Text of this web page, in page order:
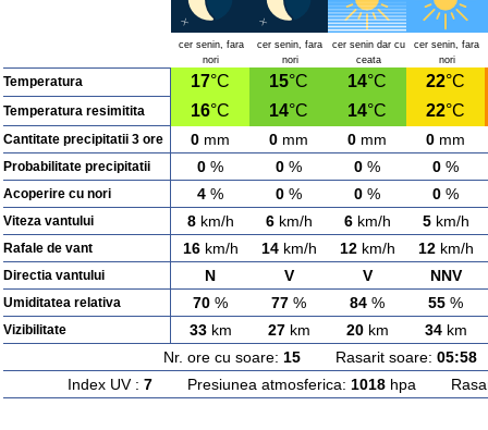
cer senin, fara
nori
cer senin, fara
nori
cer senin dar cu
ceata
cer senin, fara
nori
Temperatura 17°C 15°C 14°C 22°C
Temperatura resimitita 16°C 14°C 14°C 22°C
Cantitate precipitatii 3 ore 0 mm 0 mm 0 mm 0 mm
Probabilitate precipitatii 0 % 0 % 0 % 0 %
Acoperire cu nori 4 % 0 % 0 % 0 %
Viteza vantului 8km/h 6km/h 6km/h 5km/h
Rafale de vant 16km/h 14km/h 12km/h 12km/h
Directia vantului N V V NNV
Umiditatea relativa 70 % 77 % 84 % 55 %
Vizibilitate 33km 27km 20km 34km
Nr. ore cu soare: 15Rasarit soare: 05:58
Index UV : 7Presiunea atmosferica: 1018hpa